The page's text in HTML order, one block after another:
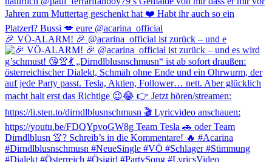
🎉 VÖ-ALARM! 🎉 @acarina_official ist zurück – und e